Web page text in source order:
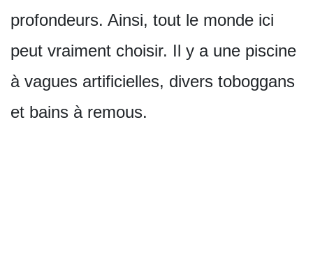
profondeurs. Ainsi, tout le monde ici
peut vraiment choisir. Il y a une piscine
à vagues artificielles, divers toboggans
et bains à remous.